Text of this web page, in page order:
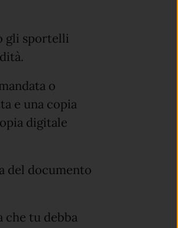
gli sportelli
o
e una copia
digitale
del documento
che tu debba